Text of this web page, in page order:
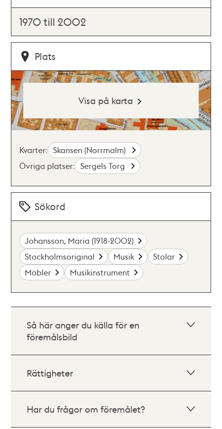
1970 till 2002
Plats
Visa på karta
Kvarter: Skansen (Norrmalm)
Övriga platser: Sergels Torg
Sökord
Johansson, Maria (1918-2002)
Stockholmsoriginal
Musik
Stolar
Möbler
Musikinstrument
Så här anger du källa för en
föremålsbild
Rättigheter
Har du frågor om föremålet?